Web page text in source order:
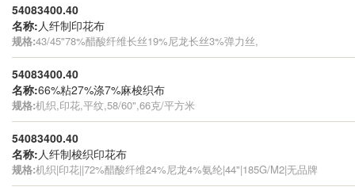
54083400.40
名称: 人纤制印花布
规格:43/45"78%醋酸纤维长丝19%尼龙长丝3%弹力丝,
54083400.40
名称:66%粘27%涤7%麻梭织布
规格:机织,印花,平纹,58/60",66克/平方米
54083400.40
名称: 人纤制梭织印花布
规格:机织|印花||72%醋酸纤维24%尼龙4%氨纶|44"|185G/M2|无品牌